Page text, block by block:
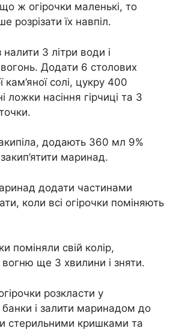
ж огірочки маленькі, то
розрізати їх навпіл.
3 літри води і
Додати 6 столових
кам’яної солі, цукру 400
ложки насіння гірчиці та 3
додають 360 мл 9%
маринад.
додати частинами
коли всі огірочки поміняють
поміняли свій колір,
ще 3 хвилини і зняти.
розкласти у
банки і залити маринадом до
стерильними кришками та